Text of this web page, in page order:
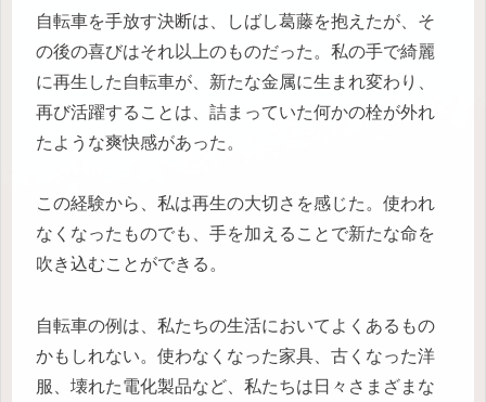
自転車を手放す決断は、しばし葛藤を抱えたが、そ
の後の喜びはそれ以上のものだった。私の手で綺麗
に再生した自転車が、新たな金属に生まれ変わり、
再び活躍することは、詰まっていた何かの栓が外れ
たような爽快感があった。
この経験から、私は再生の大切さを感じた。使われ
なくなったものでも、手を加えることで新たな命を
吹き込むことができる。
自転車の例は、私たちの生活においてよくあるもの
かもしれない。使わなくなった家具、古くなった洋
服、壊れた電化製品など、私たちは日々さまざまな